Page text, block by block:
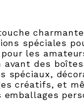
spéciales
les
des
créatifs, et